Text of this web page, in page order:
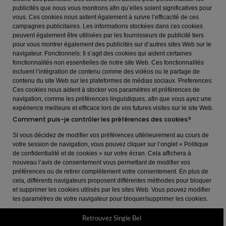
publicités que nous vous montrons afin qu’elles soient significatives pour
vous. Ces cookies nous aident également à suivre l’efficacité de ces
campagnes publicitaires. Les informations stockées dans ces cookies
peuvent également être utilisées par les fournisseurs de publicité tiers
pour vous montrer également des publicités sur d’autres sites Web sur le
navigateur. Fonctionnels: Il s’agit des cookies qui aident certaines
fonctionnalités non essentielles de notre site Web. Ces fonctionnalités
incluent l’intégration de contenu comme des vidéos ou le partage de
contenu du site Web sur les plateformes de médias sociaux. Preferences:
Ces cookies nous aident à stocker vos paramètres et préférences de
navigation, comme les préférences linguistiques, afin que vous ayez une
expérience meilleure et efficace lors de vos futures visites sur le site Web.
Comment puis-je contrôler les préférences des cookies?
Si vous décidez de modifier vos préférences ultérieurement au cours de
votre session de navigation, vous pouvez cliquer sur l’onglet « Politique
de confidentialité et de cookies » sur votre écran. Cela affichera à
nouveau l’avis de consentement vous permettant de modifier vos
préférences ou de retirer complètement votre consentement. En plus de
cela, différents navigateurs proposent différentes méthodes pour bloquer
et supprimer les cookies utilisés par les sites Web. Vous pouvez modifier
les paramètres de votre navigateur pour bloquer/supprimer les cookies.
Retrouvez Single Bel